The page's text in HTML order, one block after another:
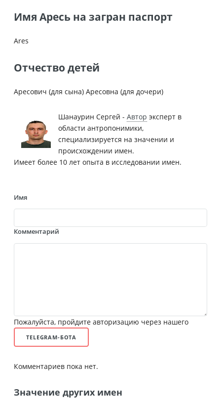
Имя Аресь на загран паспорт
Ares
Отчество детей
Аресович (для сына) Аресовна (для дочери)
Шанаурин Сергей - Автор эксперт в
области антропонимики,
специализируется на значении и
происхождении имен.
Имеет более 10 лет опыта в исследовании имен.
Имя
Комментарий
Пожалуйста, пройдите авторизацию через нашего
TELEGRAM-БОТА
Комментариев пока нет.
Значение других имен